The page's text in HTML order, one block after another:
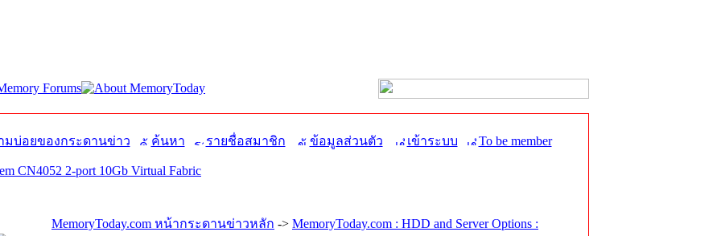
มบ่อยของกระดานข่าว ค้นหา รายชื่อสมาชิก ข้อมูลส่วนตัว เข้าระบบ To be member
CN4052 2-port 10Gb Virtual Fabric
MemoryToday.com หน้ากระดานข่าวหลัก -> MemoryToday.com : HDD and Server Options :